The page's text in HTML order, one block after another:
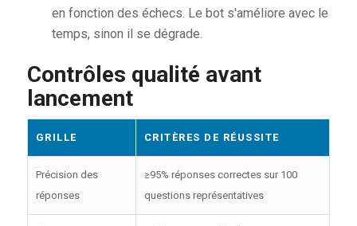
en fonction des échecs. Le bot s'améliore avec le
temps, sinon il se dégrade.
Contrôles qualité avant
lancement
GRILLE CRITÈRES DE RÉUSSITE
Précision des
réponses
≥95% réponses correctes sur 100
questions représentatives